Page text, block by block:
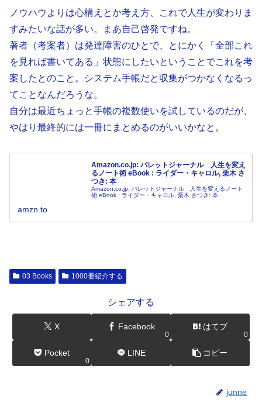
ノウハウよりは心構えとか考え方、これで人生が変わりま
すみたいな話が多い。まあ自己啓発ですね。
著者（考案者）は発達障害のひとで、とにかく「全部これ
を見れば書いてある」状態にしたいということでこれを考
案したとのこと。システム手帳だと収集がつかなくなるっ
てことなんだろうな。
自分は最近ちょっと手帳の複数使いを試しているのだが、
やはり最終的には一冊にまとめるのがいいかなと。
Amazon.co.jp: バレットジャーナル 人生を変え
るノート術 eBook : ライダー・キャロル, 栗木 さ
つき: 本
Amazon.co.jp: バレットジャーナル 人生を変えるノート
術 eBook : ライダー・キャロル, 栗木 さつき: 本
amzn.to
03 Books 1000冊紹介する
シェアする
X Facebook
0
はてブ
0
Pocket
0
LINE コピー
junne